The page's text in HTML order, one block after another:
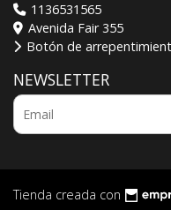
1136531565
Avenida Fair 355
Botón de
NEWSLETTER
Tienda creada con